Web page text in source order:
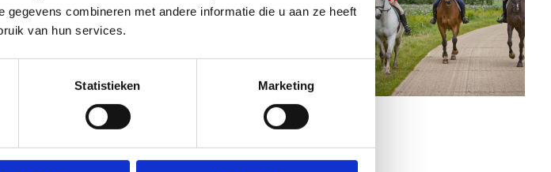
combineren met andere informatie die u aan ze heeft
van hun services.
Statistieken Marketing